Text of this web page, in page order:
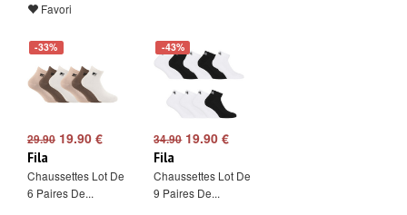
Favori
-33%
29.90 19.90 €
Fila
Chaussettes Lot De
6 Paires De...
-43%
34.9019.90 €
Fila
Chaussettes Lot De
9 Paires De...